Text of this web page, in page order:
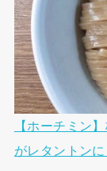
【ホーチミン
がレタントン